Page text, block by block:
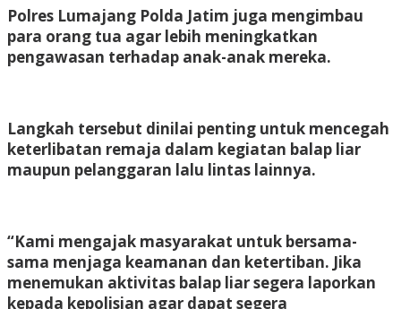
Polres Lumajang Polda Jatim juga mengimbau
para orang tua agar lebih meningkatkan
pengawasan terhadap anak-anak mereka.
Langkah tersebut dinilai penting untuk mencegah
keterlibatan remaja dalam kegiatan balap liar
maupun pelanggaran lalu lintas lainnya.
“Kami mengajak masyarakat untuk bersama-
sama menjaga keamanan dan ketertiban. Jika
menemukan aktivitas balap liar segera laporkan
kepada kepolisian agar dapat segera